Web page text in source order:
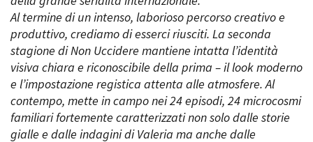
Al termine di un intenso, laborioso percorso creativo e
produttivo, crediamo di esserci riusciti. La seconda
stagione di Non Uccidere mantiene intatta l’identità
visiva chiara e riconoscibile della prima – il look moderno
e l’impostazione registica attenta alle atmosfere. Al
contempo, mette in campo nei 24 episodi, 24 microcosmi
familiari fortemente caratterizzati non solo dalle storie
gialle e dalle indagini di Valeria ma anche dalle